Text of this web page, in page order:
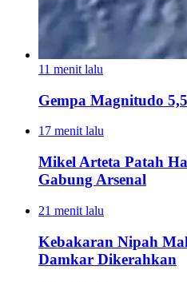
11 menit lalu
Gempa Magnitudo
17 menit lalu
Mikel Arteta Patah
Gabung Arsenal
21 menit lalu
Kebakaran Nipah
Damkar Dikerahkan